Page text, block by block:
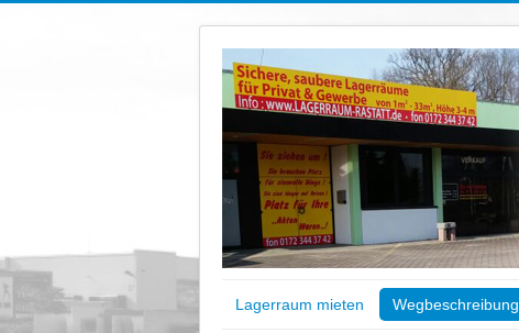
Lagerraum mieten Wegbeschreibung